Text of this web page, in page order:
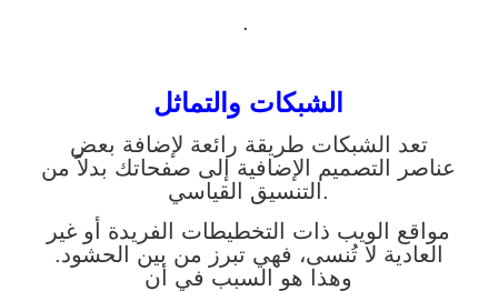
.
الشبكات والتماثل
تعد الشبكات طريقة رائعة لإضافة بعض
عناصر التصميم الإضافية إلى صفحاتك بدلاً من
التنسيق القياسي.
مواقع الويب ذات التخطيطات الفريدة أو غير
العادية لا تُنسى، فهي تبرز من بين الحشود.
وهذا هو السبب في أن